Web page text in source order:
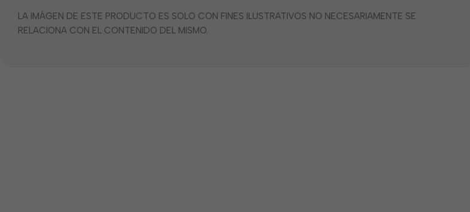
LA IMÁGEN DE ESTE PRODUCTO ES SOLO CON FINES ILUSTRATIVOS NO NECESARIAMENTE SE
RELACIONA CON EL CONTENIDO DEL MISMO.